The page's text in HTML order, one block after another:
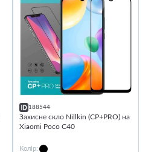
188544
Захисне скло Nillkin (CP+PRO) на
Xiaomi Poco C40
Колір: